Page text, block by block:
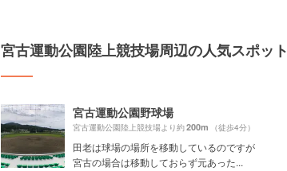
宮古運動公園陸上競技場周辺の人気スポット
宮古運動公園野球場
宮古運動公園陸上競技場より約200m （徒歩4分）
田老は球場の場所を移動しているのですが
宮古の場合は移動しておらず元あった...